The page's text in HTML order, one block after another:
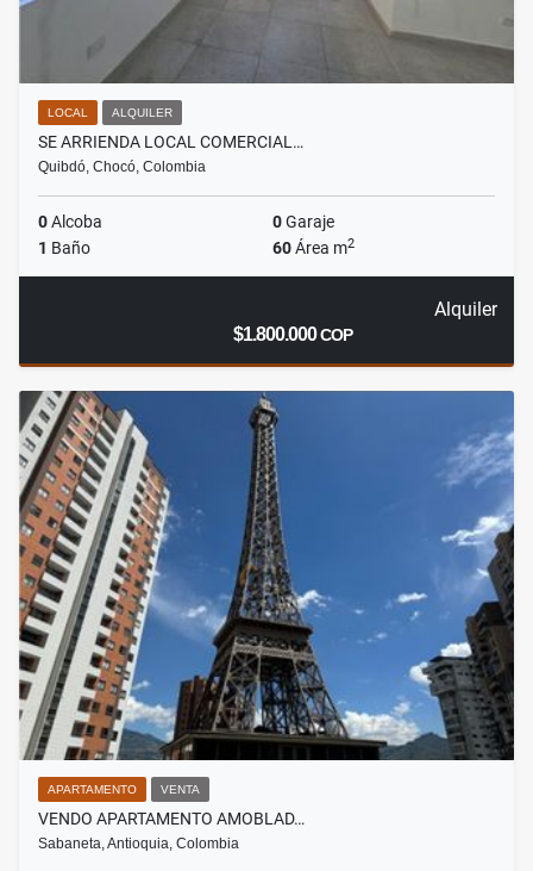
LOCAL ALQUILER
SE ARRIENDA LOCAL COMERCIAL…
Quibdó, Chocó, Colombia
0Alcoba 0Garaje
1 Baño 60Área m2
Alquiler
$1.800.000COP
APARTAMENTO VENTA
VENDO APARTAMENTO AMOBLAD…
Sabaneta, Antioquia, Colombia